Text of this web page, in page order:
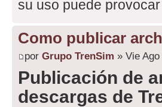
su uso puede
Como publicar
por Grupo TrenSim » Vie
Publicación de
descargas de